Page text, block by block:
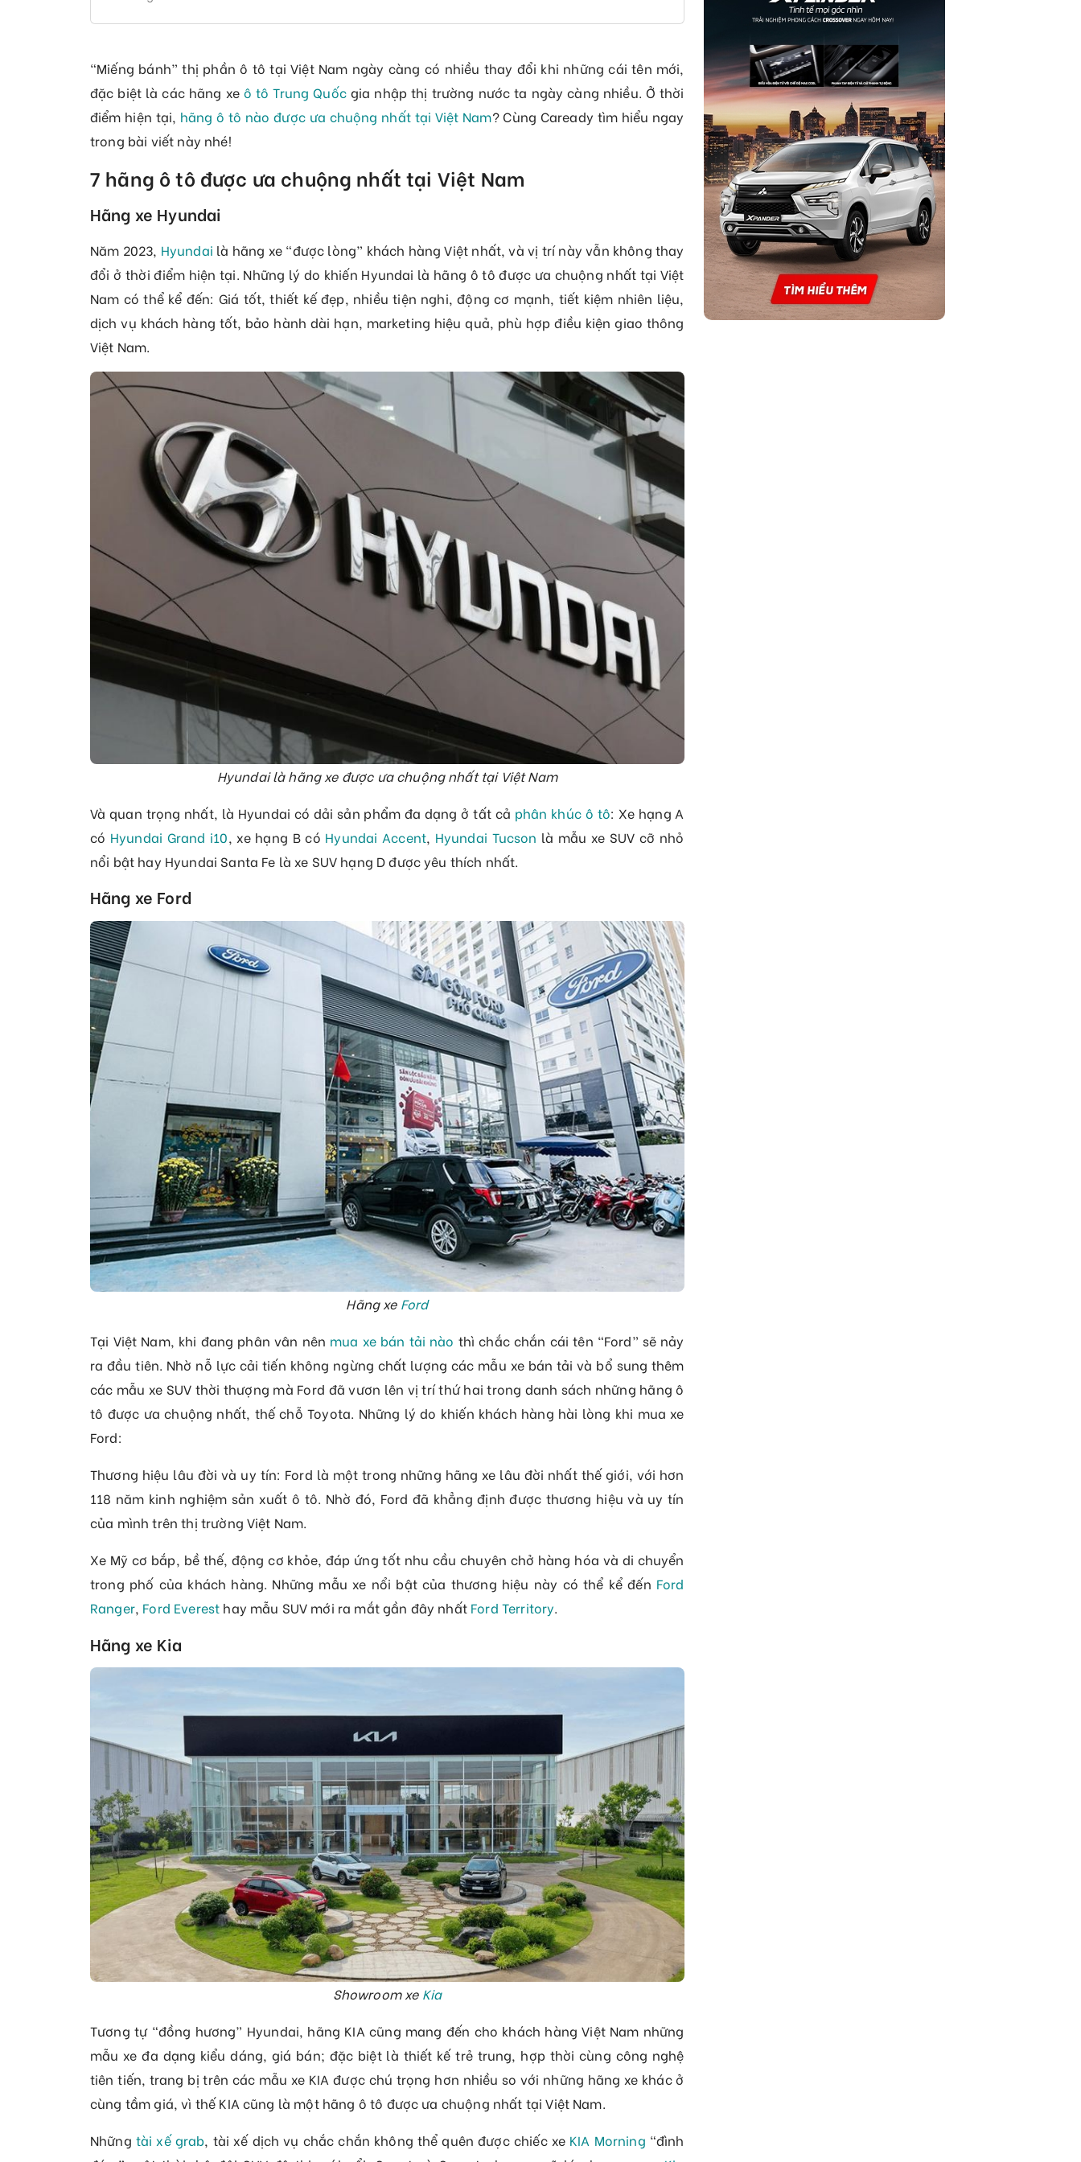
“Miếng bánh” thị phần ô tô tại Việt Nam ngày càng có nhiều thay đổi khi những cái tên mới,
đặc biệt là các hãng xe ô tô Trung Quốcgia nhập thị trường nước ta ngày càng nhiều. Ở thời
điểm hiện tại, hãng ô tô nào được ưa chuộng nhất tại Việt Nam? Cùng Caready tìm hiểu ngay
trong bài viết này nhé!
7 hãng ô tô được ưa chuộng nhất tại Việt Nam
Hãng xe Hyundai
Năm 2023, Hyundai là hãng xe “được lòng” khách hàng Việt nhất, và vị trí này vẫn không thay
đổi ở thời điểm hiện tại. Những lý do khiến Hyundai là hãng ô tô được ưa chuộng nhất tại Việt
Nam có thể kể đến: Giá tốt, thiết kế đẹp, nhiều tiện nghi, động cơ mạnh, tiết kiệm nhiên liệu,
dịch vụ khách hàng tốt, bảo hành dài hạn, marketing hiệu quả, phù hợp điều kiện giao thông
Việt Nam.
Hyundai là hãng xe được ưa chuộng nhất tại Việt Nam
Và quan trọng nhất, là Hyundai có dải sản phẩm đa dạng ở tất cả phân khúc ô tô: Xe hạng A
có Hyundai Grand i10, xe hạng B có Hyundai Accent, Hyundai Tucson là mẫu xe SUV cỡ nhỏ
nổi bật hay Hyundai Santa Fe là xe SUV hạng D được yêu thích nhất.
Hãng xe Ford
Hãng xe Ford
Tại Việt Nam, khi đang phân vân nên mua xe bán tải nào thì chắc chắn cái tên “Ford” sẽ nảy
ra đầu tiên. Nhờ nỗ lực cải tiến không ngừng chất lượng các mẫu xe bán tải và bổ sung thêm
các mẫu xe SUV thời thượng mà Ford đã vươn lên vị trí thứ hai trong danh sách những hãng ô
tô được ưa chuộng nhất, thế chỗ Toyota. Những lý do khiến khách hàng hài lòng khi mua xe
Ford:
Thương hiệu lâu đời và uy tín: Ford là một trong những hãng xe lâu đời nhất thế giới, với hơn
118 năm kinh nghiệm sản xuất ô tô. Nhờ đó, Ford đã khẳng định được thương hiệu và uy tín
của mình trên thị trường Việt Nam.
Xe Mỹ cơ bắp, bề thế, động cơ khỏe, đáp ứng tốt nhu cầu chuyên chở hàng hóa và di chuyển
trong phố của khách hàng. Những mẫu xe nổi bật của thương hiệu này có thể kể đến Ford
Ranger, Ford Everest hay mẫu SUV mới ra mắt gần đây nhất Ford Territory.
Hãng xe Kia
Showroom xe Kia
Tương tự “đồng hương” Hyundai, hãng KIA cũng mang đến cho khách hàng Việt Nam những
mẫu xe đa dạng kiểu dáng, giá bán; đặc biệt là thiết kế trẻ trung, hợp thời cùng công nghệ
tiên tiến, trang bị trên các mẫu xe KIA được chú trọng hơn nhiều so với những hãng xe khác ở
cùng tầm giá, vì thế KIA cũng là một hãng ô tô được ưa chuộng nhất tại Việt Nam.
Những tài xế grab, tài xế dịch vụ chắc chắn không thể quên được chiếc xe KIA Morning “đình